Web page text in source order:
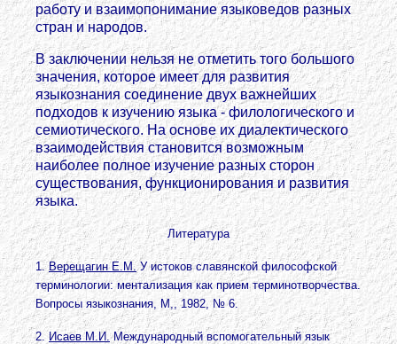
работу и взаимопонимание языковедов разных
стран и народов.
В заключении нельзя не отметить того большого
значения, которое имеет для развития
языкознания соединение двух важнейших
подходов к изучению языка - филологического и
семиотического. На основе их диалектического
взаимодействия становится возможным
наиболее полное изучение разных сторон
существования, функционирования и развития
языка.
Литература
1.Верещагин Е.М.У истоков славянской философской
терминологии: ментализация как прием терминотворчества.
Вопросы языкознания, М,, 1982, № 6.
2. Исаев М.И.Международный вспомогательный язык